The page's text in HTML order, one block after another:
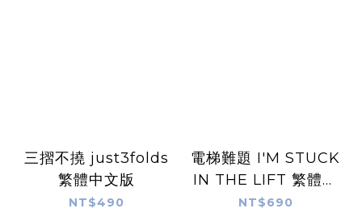
三摺不撓 just3folds
繁體中文版
NT$490
電梯難題 I'M STUCK
IN THE LIFT 繁體中
文版
NT$690